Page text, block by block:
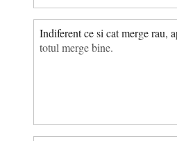
Indiferent ce si cat merge rau,
totul merge bine.